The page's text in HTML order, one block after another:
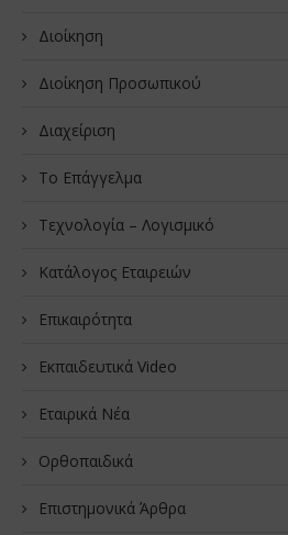
Διοίκηση
Διοίκηση Προσωπικού
Διαχείριση
Το Επάγγελμα
Τεχνολογία – Λογισμικό
Κατάλογος Εταιρειών
Επικαιρότητα
Εκπαιδευτικά Video
Εταιρικά Νέα
Oρθοπαιδικά
Επιστημονικά Άρθρα